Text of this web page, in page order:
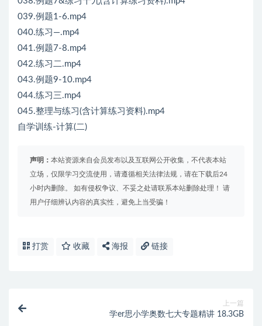
039.例题1-6.mp4
040.练习—.mp4
041.例题7-8.mp4
042.练习二.mp4
043.例题9-10.mp4
044.练习三.mp4
045.整理与练习(含计算练习资料).mp4
自学训练-计算(二)
声明： 本站资源来自会员发布以及互联网公开收集，不代表本站
立场，仅限学习交流使用，请遵循相关法律法规，请在下载后24
小时内删除。 如有侵权争议、不妥之处请联系本站删除处理！ 请
用户仔细辨认内容的真实性，避免上当受骗！
打赏 收藏 海报 链接
上一篇
学er思小学奥数七大专题精讲 18.3GB